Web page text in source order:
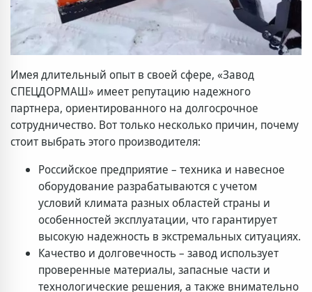
Имея длительный опыт в своей сфере, «Завод
СПЕЦДОРМАШ» имеет репутацию надежного
партнера, ориентированного на долгосрочное
сотрудничество. Вот только несколько причин, почему
стоит выбрать этого производителя:
Российское предприятие – техника и навесное
оборудование разрабатываются с учетом
условий климата разных областей страны и
особенностей эксплуатации, что гарантирует
высокую надежность в экстремальных ситуациях.
Качество и долговечность – завод использует
проверенные материалы, запасные части и
технологические решения, а также внимательно